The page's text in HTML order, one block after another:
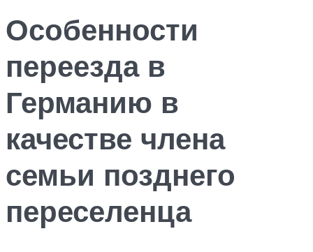
Особенности
переезда в
Германию в
качестве члена
семьи позднего
переселенца